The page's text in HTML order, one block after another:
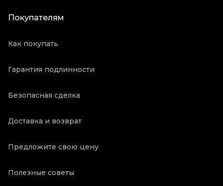
Покупателям
Как покупать
Гарантия подлинности
Безопасная сделка
Доставка и возврат
Предложите свою цену
Полезные советы